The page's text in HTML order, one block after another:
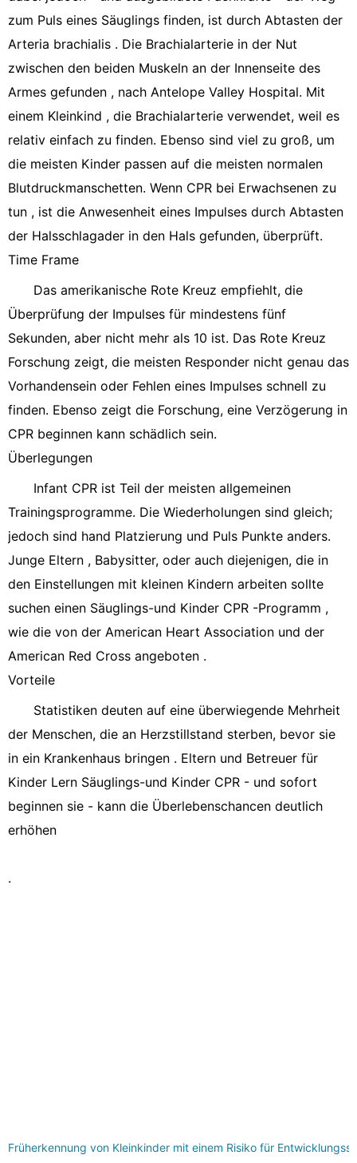
zum Puls eines Säuglings finden, ist durch Abtasten der
Arteria brachialis . Die Brachialarterie in der Nut
zwischen den beiden Muskeln an der Innenseite des
Armes gefunden , nach Antelope Valley Hospital. Mit
einem Kleinkind , die Brachialarterie verwendet, weil es
relativ einfach zu finden. Ebenso sind viel zu groß, um
die meisten Kinder passen auf die meisten normalen
Blutdruckmanschetten. Wenn CPR bei Erwachsenen zu
tun , ist die Anwesenheit eines Impulses durch Abtasten
der Halsschlagader in den Hals gefunden, überprüft.
Time Frame
Das amerikanische Rote Kreuz empfiehlt, die
Überprüfung der Impulses für mindestens fünf
Sekunden, aber nicht mehr als 10 ist. Das Rote Kreuz
Forschung zeigt, die meisten Responder nicht genau das
Vorhandensein oder Fehlen eines Impulses schnell zu
finden. Ebenso zeigt die Forschung, eine Verzögerung in
CPR beginnen kann schädlich sein.
Überlegungen
Infant CPR ist Teil der meisten allgemeinen
Trainingsprogramme. Die Wiederholungen sind gleich;
jedoch sind hand Platzierung und Puls Punkte anders.
Junge Eltern , Babysitter, oder auch diejenigen, die in
den Einstellungen mit kleinen Kindern arbeiten sollte
suchen einen Säuglings-und Kinder CPR -Programm ,
wie die von der American Heart Association und der
American Red Cross angeboten .
Vorteile
Statistiken deuten auf eine überwiegende Mehrheit
der Menschen, die an Herzstillstand sterben, bevor sie
in ein Krankenhaus bringen . Eltern und Betreuer für
Kinder Lern Säuglings-und Kinder CPR - und sofort
beginnen sie - kann die Überlebenschancen deutlich
erhöhen
.
Früherkennung von Kleinkinder mit einem Risiko für